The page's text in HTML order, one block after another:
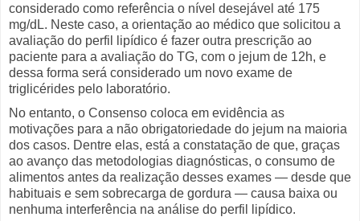
considerado como referência o nível desejável até 175
mg/dL. Neste caso, a orientação ao médico que solicitou a
avaliação do perfil lipídico é fazer outra prescrição ao
paciente para a avaliação do TG, com o jejum de 12h, e
dessa forma será considerado um novo exame de
triglicérides pelo laboratório.
No entanto, o Consenso coloca em evidência as
motivações para a não obrigatoriedade do jejum na maioria
dos casos. Dentre elas, está a constatação de que, graças
ao avanço das metodologias diagnósticas, o consumo de
alimentos antes da realização desses exames — desde que
habituais e sem sobrecarga de gordura — causa baixa ou
nenhuma interferência na análise do perfil lipídico.